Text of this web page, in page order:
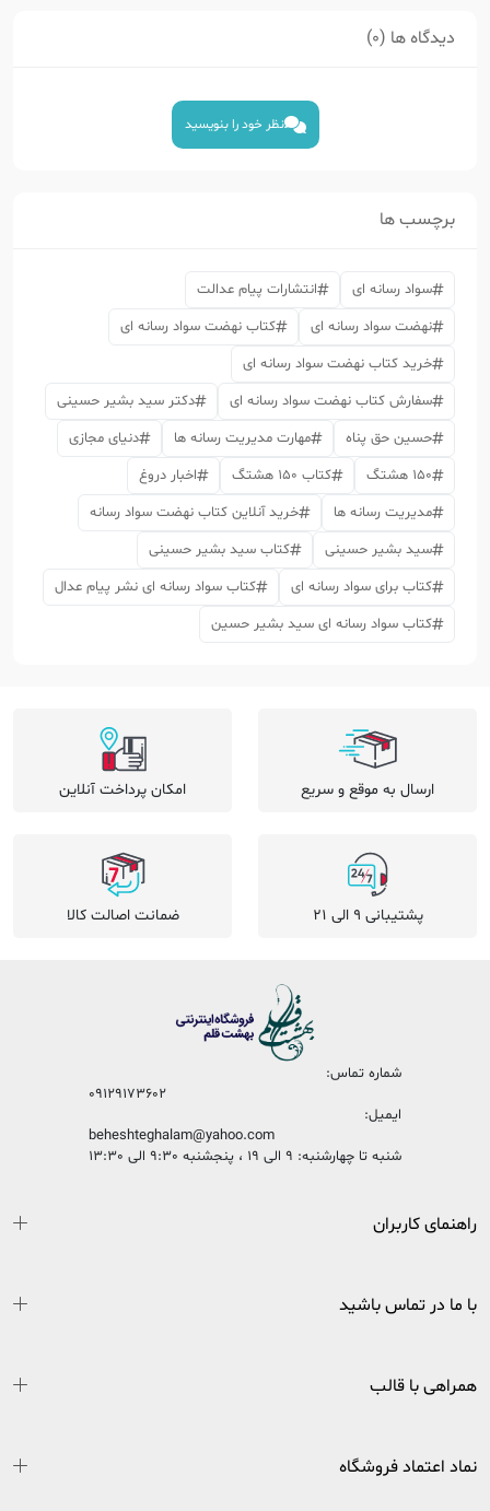
دیدگاه ها (0)
نظر خود را بنویسید
برچسب ها
سواد رسانه ای
انتشارات پیام عدالت
نهضت سواد رسانه ای
کتاب نهضت سواد رسانه ای
خرید کتاب نهضت سواد رسانه ای
سفارش کتاب نهضت سواد رسانه ای
دکتر سید بشیر حسینی
حسین حق پناه
مهارت مدیریت رسانه ها
دنیای مجازی
150 هشتگ
کتاب 150 هشتگ
اخبار دروغ
مدیریت رسانه ها
خرید آنلاین کتاب نهضت سواد رسانه
سید بشیر حسینی
کتاب سید بشیر حسینی
کتاب برای سواد رسانه ای
کتاب سواد رسانه ای نشر پیام عدال
کتاب سواد رسانه ای سید بشیر حسین
ارسال به موقع و سریع امکان پرداخت آنلاین
پشتیبانی 9 الی 21 ضمانت اصالت کالا
شماره تماس:
09129173602
ایمیل:
beheshteghalam@yahoo.com
شنبه تا چهارشنبه: 9 الی 19 ، پنجشنبه 9:30 الی 13:30
راهنمای کاربران
با ما در تماس باشید
همراهی با قالب
نماد اعتماد فروشگاه